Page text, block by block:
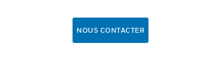
NOUS CONTACTER